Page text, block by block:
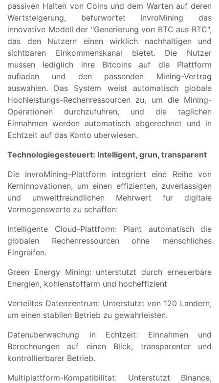
passiven Halten von Coins und dem Warten auf deren
Wertsteigerung, befurwortet InvroMining das
innovative Modell der "Generierung von BTC aus BTC",
das den Nutzern einen wirklich nachhaltigen und
sichtbaren Einkommenskanal bietet. Die Nutzer
mussen lediglich ihre Bitcoins auf die Plattform
aufladen und den passenden Mining-Vertrag
auswahlen. Das System weist automatisch globale
Hochleistungs-Rechenressourcen zu, um die Mining-
Operationen durchzufuhren, und die taglichen
Einnahmen werden automatisch abgerechnet und in
Echtzeit auf das Konto uberwiesen.
Technologiegesteuert: Intelligent, grun, transparent
Die InvroMining-Plattform integriert eine Reihe von
Kerninnovationen, um einen effizienten, zuverlassigen
und umweltfreundlichen Mehrwert fur digitale
Vermogenswerte zu schaffen:
Intelligente Cloud-Plattform: Plant automatisch die
globalen Rechenressourcen ohne menschliches
Eingreifen.
Green Energy Mining: unterstutzt durch erneuerbare
Energien, kohlenstoffarm und hocheffizient
Verteiltes Datenzentrum: Unterstutzt von 120 Landern,
um einen stabilen Betrieb zu gewahrleisten.
Datenuberwachung in Echtzeit: Einnahmen und
Berechnungen auf einen Blick, transparenter und
kontrollierbarer Betrieb.
Multiplattform-Kompatibilitat: Unterstutzt Binance,